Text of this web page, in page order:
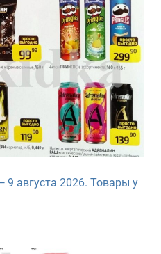
9 августа 2026. Товары у